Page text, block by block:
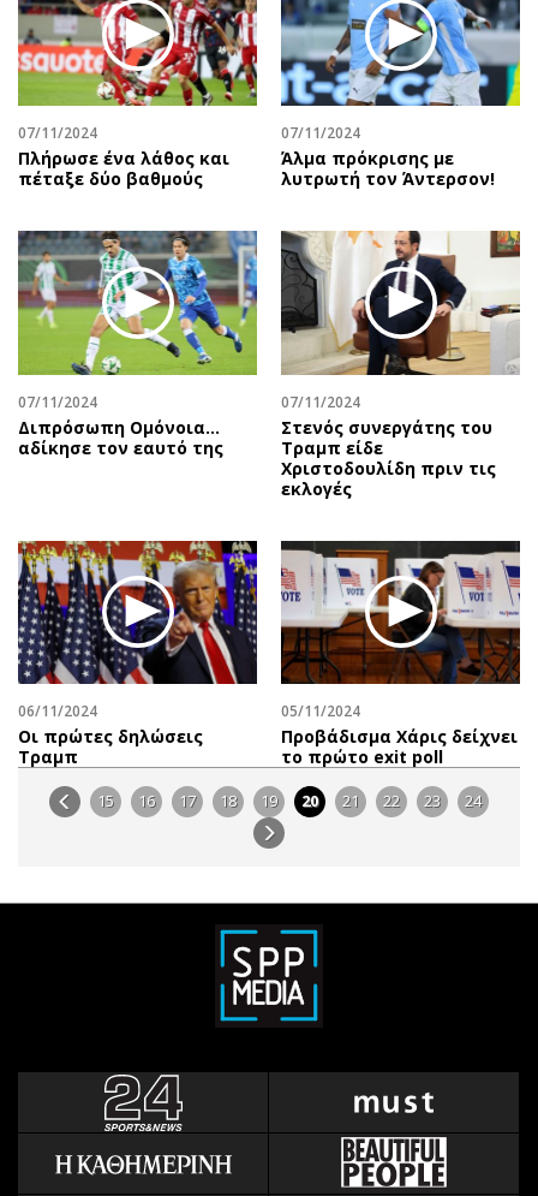
07/11/2024
Πλήρωσε ένα λάθος και
πέταξε δύο βαθμούς
07/11/2024
Άλμα πρόκρισης με
λυτρωτή τον Άντερσον!
07/11/2024
Διπρόσωπη Ομόνοια…
αδίκησε τον εαυτό της
07/11/2024
Στενός συνεργάτης του
Τραμπ είδε
Χριστοδουλίδη πριν τις
εκλογές
06/11/2024
Οι πρώτες δηλώσεις
Τραμπ
05/11/2024
Προβάδισμα Χάρις δείχνει
το πρώτο exit poll
15 16 17 18 19 20 21 22 23 24